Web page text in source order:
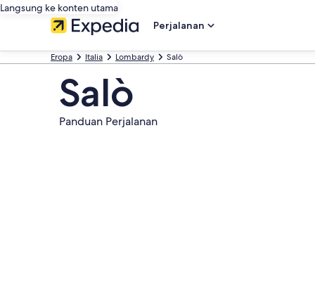
Langsung ke konten utama
Perjalanan
Eropa Italia Lombardy Salò
Salò
Panduan Perjalanan